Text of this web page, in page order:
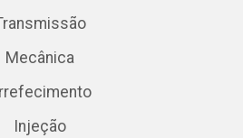
Mecânica
Injeção